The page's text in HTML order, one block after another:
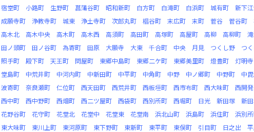
宿堂町
小路町 生野町 菖蒲谷町 昭和新町 白方町 白滝町 白浜町 城有町 新下
成願寺町
浄教寺町 城東 浄土寺町 次郎丸町 椙谷町 末広町 末町 菅谷 菅谷町
高木北
高木中央 高木町 高木西 高須町 高田町 高塚町 高屋町 高柳 高柳町
田ノ頭町
田ノ谷町 為寄町 田原 大願寺 大東 千合町 中央 月見 つくし野 つ
照手町
殿下町 天王町 問屋町 東郷中島町 東郷二ケ町 東郷美里町 燈豊町 灯明寺
堂島町
中荒井町 中河内町 中新田町 中平町 中角町 中野 中ノ郷町 中野町 中
波寄町
奈良瀬町 仁位町 西天田町 西荒井町 西板垣町 西市布町 西大味町 西開発
西中町
西中野町 西畑町 西二ツ屋町 西袋町 西別所町 西堀町 日光 新田塚 新
花野谷町
花守町 花堂北 花堂中 花堂東 花堂南 浜北山町 浜島町 浜住町 浜別
東大味町
東川上町 東河原町 東下野町 東新町 東平町 東俣町 引目町 日之出